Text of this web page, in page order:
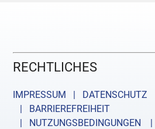
RECHTLICHES
IMPRESSUM |
| BARRIEREFREIHEIT
| NUTZUNGSBEDINGUNGEN
|